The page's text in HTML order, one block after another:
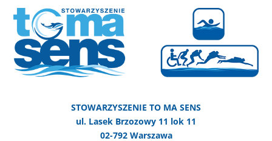
STOWARZYSZENIE TO MA SENS
ul. Lasek Brzozowy 11 lok 11
02-792 Warszawa